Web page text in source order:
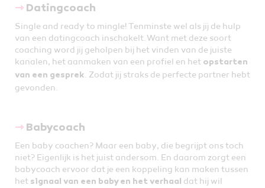
⇾ Datingcoach
Single and ready to mingle! Tenminste wel als jij de hulp
van een datingcoach inschakelt. Want met deze soort
coaching word jij geholpen bij het vinden van de juiste
kanalen, het aanmaken van een profiel en het opstarten
van een gesprek. Zodat jij straks de perfecte partner hebt
gevonden.
⇾ Babycoach
Een baby coachen? Maar een baby, die begrijpt ons toch
niet? Eigenlijk is het juist andersom. En daarom zorgt een
babycoach ervoor dat je een koppeling kan maken tussen
het signaal van een baby en het verhaal dat hij wil